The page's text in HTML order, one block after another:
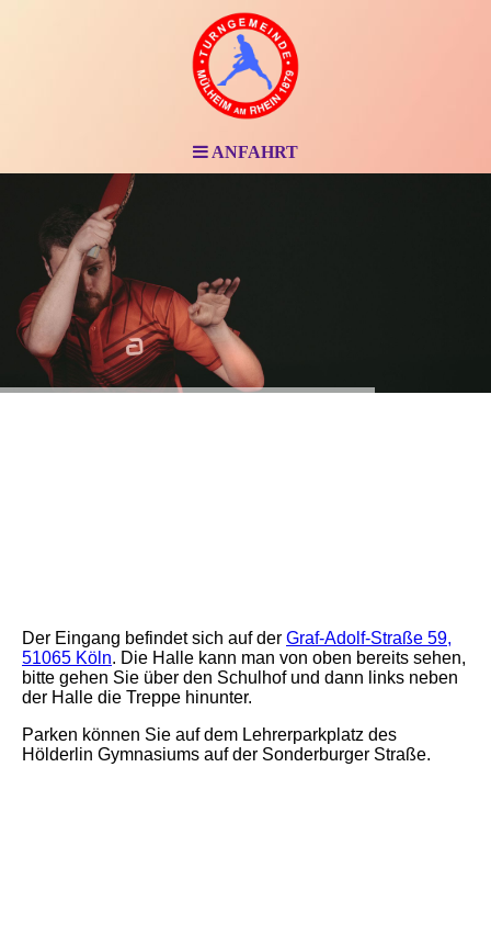
ANFAHRT
Der Eingang befindet sich auf der Graf-Adolf-Straße 59,
51065 Köln. Die Halle kann man von oben bereits sehen,
bitte gehen Sie über den Schulhof und dann links neben
der Halle die Treppe hinunter.
Parken können Sie auf dem Lehrerparkplatz des
Hölderlin Gymnasiums auf der Sonderburger Straße.